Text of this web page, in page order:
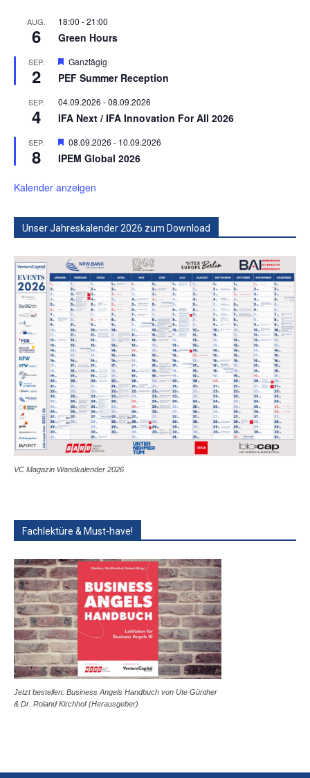
AUG.
6
18:00 -21:00
Green Hours
SEP.
2
Hervorgehoben
Ganztägig
PEF Summer Reception
SEP.
4
04.09.2026 -08.09.2026
IFA Next / IFA Innovation For All 2026
SEP.
8
Hervorgehoben
08.09.2026 - 10.09.2026
IPEM Global 2026
Kalender anzeigen
Unser Jahreskalender 2026 zum Download
VC Magazin Wandkalender 2026
Fachlektüre & Must-have!
Jetzt bestellen: Business Angels Handbuch von Ute Günther
& Dr. Roland Kirchhof (Herausgeber)